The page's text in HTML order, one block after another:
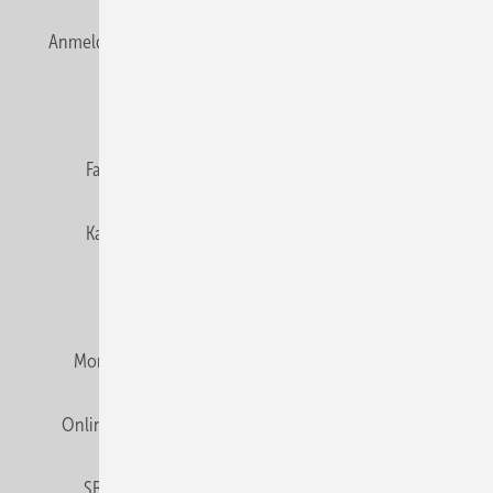
Anmelden
Fachbeiträge
Karriere bei Gentner
Montagezeiten Heizung
Online Mediadaten
SBZ abonnieren